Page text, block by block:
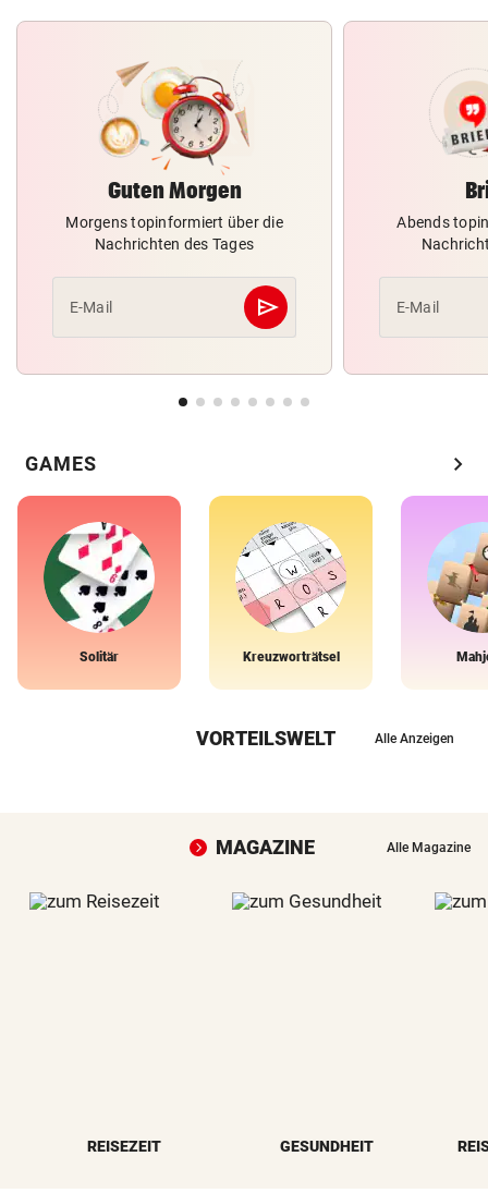
Guten Morgen
Morgens topinformiert über die
Nachrichten des Tages
E-Mail send
Abschicken
Abends
E-Mail
GAMES chevron_right
Solitär Kreuzworträtsel
VORTEILSWELT Alle Anzeigen
MAGAZINE Alle Magazine
REISEZEIT GESUNDHEIT